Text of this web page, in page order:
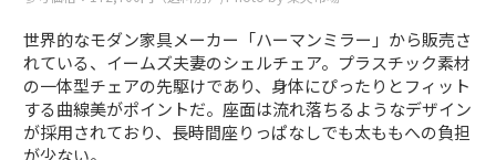
世界的なモダン家具メーカー「ハーマンミラー」から販売さ
れている、イームズ夫妻のシェルチェア。プラスチック素材
の一体型チェアの先駆けであり、身体にぴったりとフィット
する曲線美がポイントだ。座面は流れ落ちるようなデザイン
が採用されており、長時間座りっぱなしでも太ももへの負担
が少ない。